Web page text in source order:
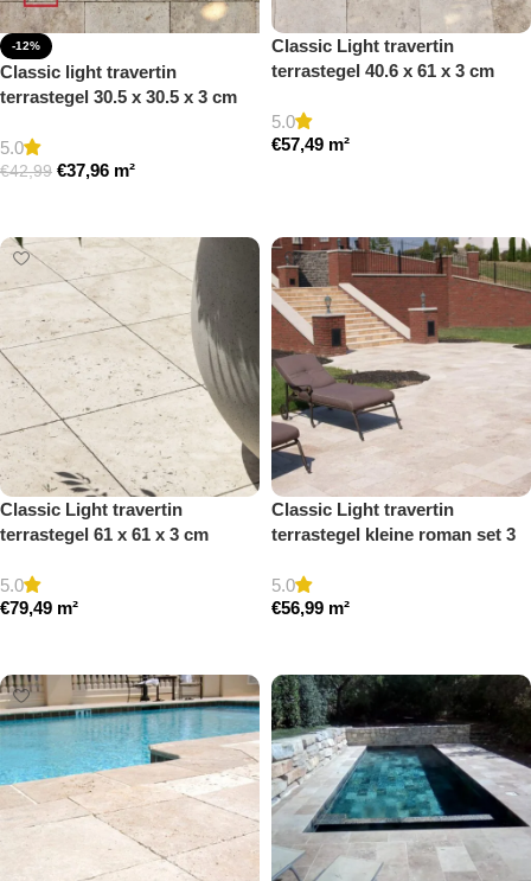
-12%
Classic light travertin
terrastegel 30.5 x 30.5 x 3 cm
5.0
€42,99 €37,96 m²
Classic Light travertin
terrastegel 40.6 x 61 x 3 cm
5.0
€57,49 m²
Classic Light travertin
terrastegel 61 x 61 x 3 cm
5.0
€79,49 m²
Classic Light travertin
terrastegel kleine roman set 3
5.0
€56,99 m²